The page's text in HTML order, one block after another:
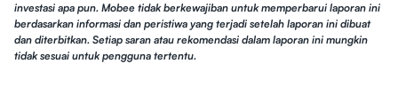
investasi apa pun. Mobee tidak berkewajiban untuk memperbarui laporan ini
berdasarkan informasi dan peristiwa yang terjadi setelah laporan ini dibuat
dan diterbitkan. Setiap saran atau rekomendasi dalam laporan ini mungkin
tidak sesuai untuk pengguna tertentu.